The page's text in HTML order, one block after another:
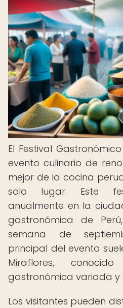
El Festival
evento culinario de
mejor de la cocina
solo lugar. Este
anualmente en la
gastronómica de
semana de
principal del evento
Miraflores,
gastronómica variada
Los visitantes pueden